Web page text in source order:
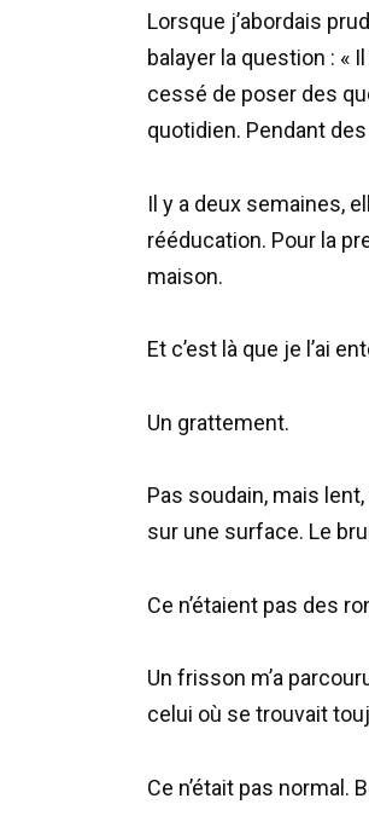
Lorsque j’abordais
balayer la question : «
cessé de poser des
quotidien. Pendant
Il y a deux semaines,
rééducation. Pour la
maison.
Et c’est là que je l’ai
Un grattement.
Pas soudain, mais
sur une surface. Le
Ce n’étaient pas des
Un frisson m’a
celui où se trouvait
Ce n’était pas normal.